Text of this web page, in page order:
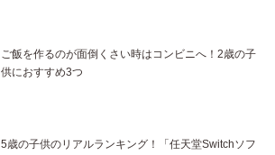
ご飯を作るのが面倒くさい時はコンビニへ！2歳の子
供におすすめ3つ
5歳の子供のリアルランキング！「任天堂Switchソフ